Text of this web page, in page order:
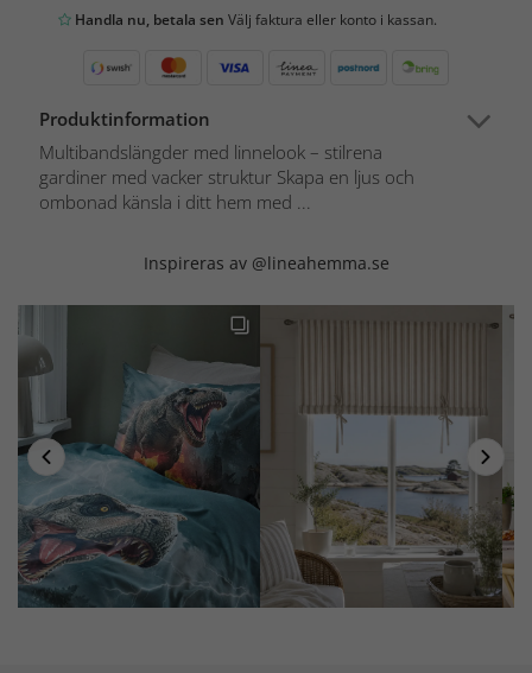
Handla nu, betala sen Välj faktura eller konto i kassan.
Produktinformation
Multibandslängder med linnelook – stilrena
gardiner med vacker struktur Skapa en ljus och
ombonad känsla i ditt hem med ...
Inspireras av @lineahemma.se